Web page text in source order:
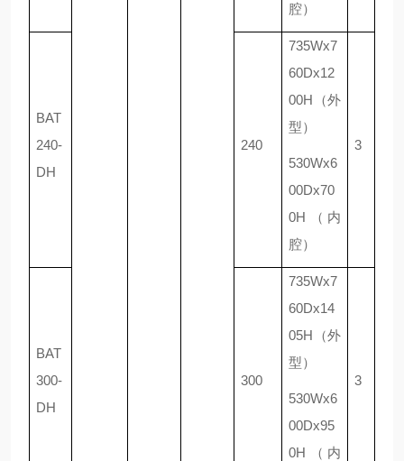
腔）
BAT
240-
DH
240
735Wx7
60Dx12
00H（外
型）
530Wx6
00Dx70
0H（内
腔）
3
BAT
300-
DH
300
735Wx7
60Dx14
05H（外
型）
530Wx6
00Dx95
0H （内
3